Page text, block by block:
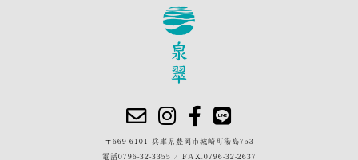
〒669-6101 兵庫県豊岡市城崎町湯島753
電話0796-32-3355 / FAX.0796-32-2637